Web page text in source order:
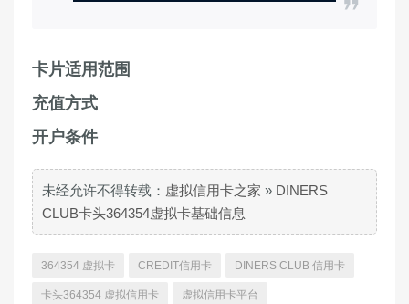
卡片适用范围
充值方式
开户条件
未经允许不得转载： 虚拟信用卡之家 » DINERS
CLUB卡头364354虚拟卡基础信息
364354 虚拟卡 CREDIT信用卡 DINERS CLUB 信用卡
卡头364354 虚拟信用卡 虚拟信用卡平台